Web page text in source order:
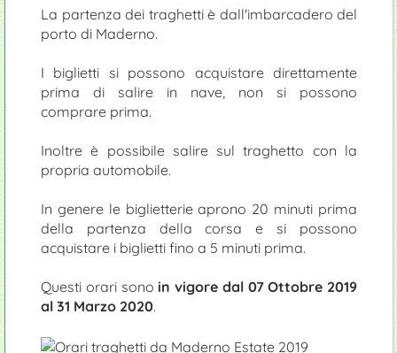
La partenza dei traghetti è dall'imbarcadero del
porto di Maderno.
I biglietti si possono acquistare direttamente
prima di salire in nave, non si possono
comprare prima.
Inoltre è possibile salire sul traghetto con la
propria automobile.
In genere le biglietterie aprono 20 minuti prima
della partenza della corsa e si possono
acquistare i biglietti fino a 5 minuti prima.
Questi orari sono in vigore dal 07 Ottobre 2019
al 31 Marzo 2020.